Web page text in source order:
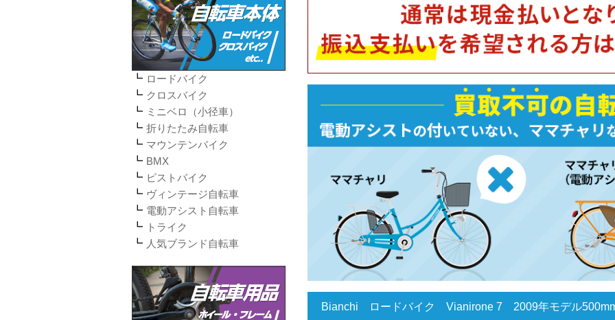
Bianchi ロードバイク Vianirone 7 2009年モデル
ロードバイク
クロスバイク
ミニベロ（小径車）
折りたたみ自転車
マウンテンバイク
BMX
ピストバイク
ヴィンテージ自転車
電動アシスト自転車
トライク
人気ブランド自転車